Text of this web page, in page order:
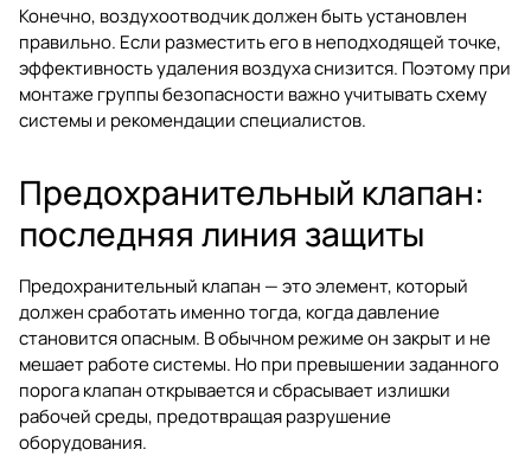
Конечно, воздухоотводчик должен быть установлен
правильно. Если разместить его в неподходящей точке,
эффективность удаления воздуха снизится. Поэтому при
монтаже группы безопасности важно учитывать схему
системы и рекомендации специалистов.
Предохранительный клапан:
последняя линия защиты
Предохранительный клапан — это элемент, который
должен сработать именно тогда, когда давление
становится опасным. В обычном режиме он закрыт и не
мешает работе системы. Но при превышении заданного
порога клапан открывается и сбрасывает излишки
рабочей среды, предотвращая разрушение
оборудования.